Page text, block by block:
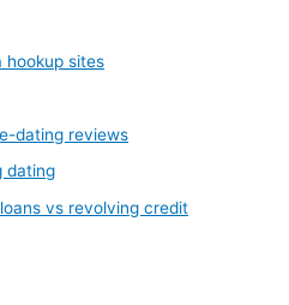
hookup sites
dating reviews
dating
vs revolving credit